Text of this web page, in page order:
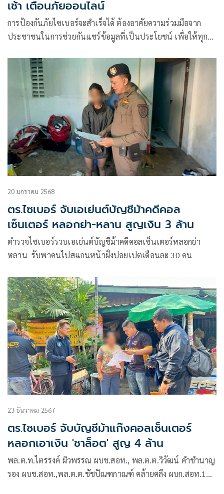
เช้า เตือนภัยออนไลน์
การป้องกันภัยไซเบอร์จะสำเร็จได้ ต้องอาศัยความร่วมมือจาก
ประชาชนในการช่วยกันแชร์ข้อมูลที่เป็นประโยชน์ เพื่อให้ทุก
20 มกราคม 2568
ตร.ไซเบอร์ จับเอเย่นต์บัญชีม้าคดีคอล
เซ็นเตอร์ หลอกย่า-หลาน สูญเงิน 3 ล้าน
ตำรวจไซเบอร์รวบเอเย่นต์บัญชีม้าคดีคอลเซ็นเตอร์หลอกย่า
หลาน รับพาคนไปสแกนหน้าฝั่งปอยเปตเดือนละ 30 คน
23 ธันวาคม 2567
ตร.ไซเบอร์ จับบัญชีม้าแก๊งคอลเซ็นเตอร์
หลอกเอาเงิน 'ชาล็อต' สูญ 4 ล้าน
พล.ต.ท.ไตรรงค์ ผิวพรรณ ผบช.สอท., พล.ต.ต.วิวัฒน์ คำชำนาญ
รอง ผบช.สอท.,พล.ต.ต.ชัชปัณฑกาณฑ์ คล้ายคลึง ผบก.สอท.1